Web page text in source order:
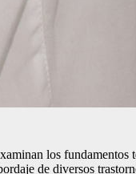
los
de diversos